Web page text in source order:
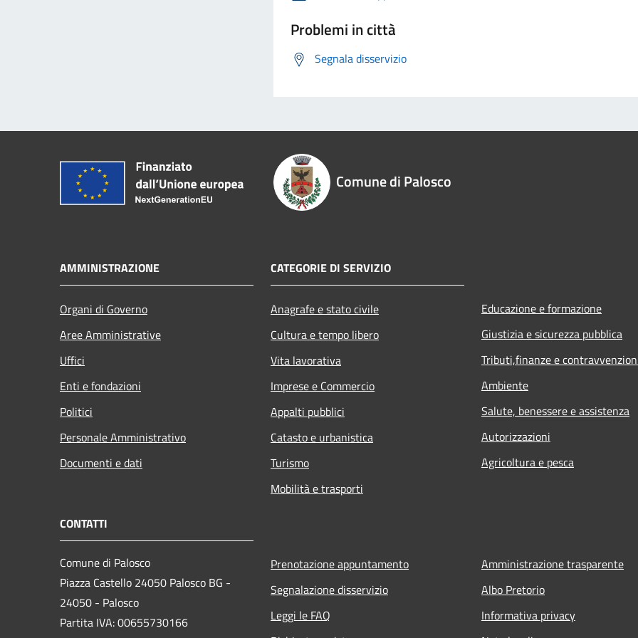
Problemi in città
Segnala disservizio
Comune di Palosco
AMMINISTRAZIONE
Organi di Governo
Aree Amministrative
Uffici
Enti e fondazioni
Politici
Personale Amministrativo
Documenti e dati
CATEGORIE DI SERVIZIO
Anagrafe e stato civile
Cultura e tempo libero
Vita lavorativa
Imprese e Commercio
Appalti pubblici
Catasto e urbanistica
Turismo
Mobilità e trasporti
Educazione e formazione
Giustizia e sicurezza pubblica
Tributi,finanze e
Ambiente
Salute, benessere e assistenza
Autorizzazioni
Agricoltura e pesca
CONTATTI
Comune di Palosco
Piazza Castello 24050 Palosco BG -
24050 - Palosco
Partita IVA: 00655730166
Prenotazione appuntamento
Segnalazione disservizio
Leggi le FAQ
Amministrazione trasparente
Albo Pretorio
Informativa privacy